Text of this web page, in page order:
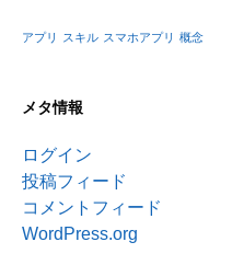
アプリ スキル スマホアプリ 概念
メタ情報
ログイン
投稿フィード
コメントフィード
WordPress.org